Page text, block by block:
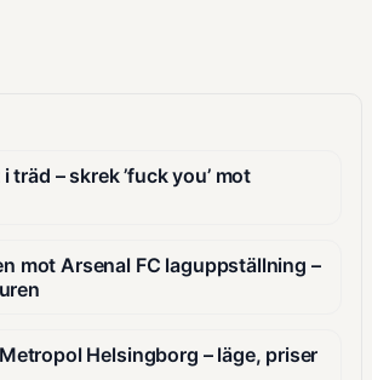
träd – skrek ’fuck you’ mot
mot Arsenal FC laguppställning –
Helsingborg – läge, priser